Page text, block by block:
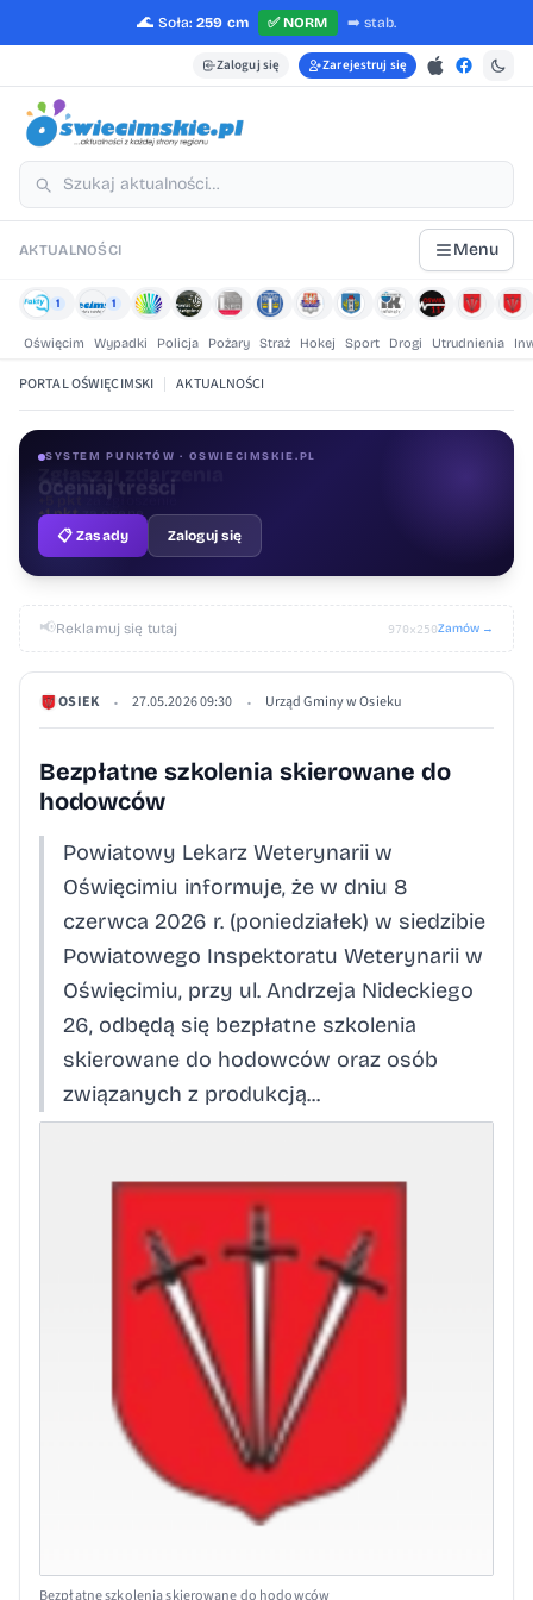
🌊 Soła: 259 cm ✅NORM ➡️ stab.
Zaloguj się Zarejestruj się
AKTUALNOŚCI Menu
1 1
Oświęcim Wypadki Policja Pożary Straż Hokej Sport Drogi Utrudnienia
PORTAL OŚWIĘCIMSKI | AKTUALNOŚCI
SYSTEM PUNKTÓW · OSWIECIMSKIE.PL
Oceniaj treści
+1 pkt
📋 Zasady
Zaloguj się
📢Reklamuj się tutaj 970×250Zamów →
OSIEK • 27.05.2026 09:30 • Urząd Gminy w Osieku
Bezpłatne szkolenia skierowane do
hodowców
Powiatowy Lekarz Weterynarii w
Oświęcimiu informuje, że w dniu 8
czerwca 2026 r. (poniedziałek) w siedzibie
Powiatowego Inspektoratu Weterynarii w
Oświęcimiu, przy ul. Andrzeja Nideckiego
26, odbędą się bezpłatne szkolenia
skierowane do hodowców oraz osób
związanych z produkcją...
Bezpłatne szkolenia skierowane do hodowców